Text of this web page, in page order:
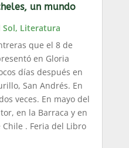
un mundo
, Literatura
que el 8 de
en Gloria
días después en
San Andrés. En
veces. En mayo del
en la Barraca y en
. Feria del Libro